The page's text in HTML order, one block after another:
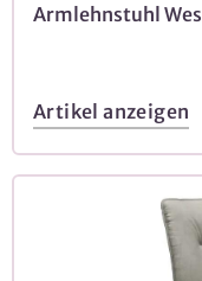
Armlehnstuhl
Artikel anzeigen